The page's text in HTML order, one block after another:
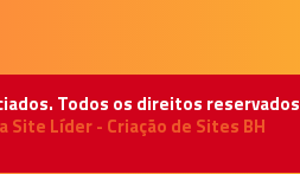
Todos os direitos
Site Líder - Criação de Sites BH